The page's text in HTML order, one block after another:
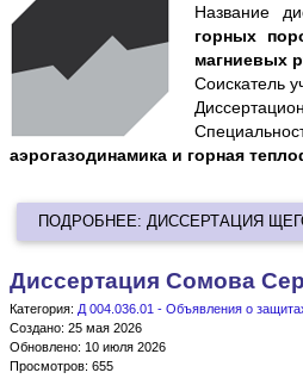
Название
горных
магниевых
Cоискатель
аэрогазодинамика и горная
ПОДРОБНЕЕ: ДИССЕРТАЦИЯ
Диссертация Сомова
Категория: Д 004.036.01 - Объявления о
Создано: 25 мая 2026
Обновлено: 10 июля 2026
Просмотров: 655